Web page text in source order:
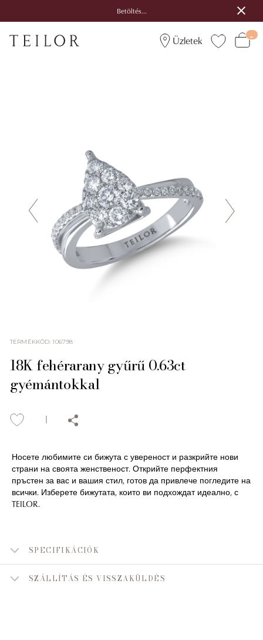
Betöltés...
Üzletek
TERMÉKKÓD:106798
18K fehérarany gyűrű 0.63ct
gyémántokkal
Носете любимите си бижута с увереност и разкрийте нови
страни на своята женственост. Открийте перфектния
пръстен за вас и вашия стил, готов да привлече погледите на
всички. Изберете бижутата, които ви подхождат идеално, с
TEILOR.
SPECIFIKÁCIÓK
SZÁLLÍTÁS ÉS VISSZAKÜLDÉS